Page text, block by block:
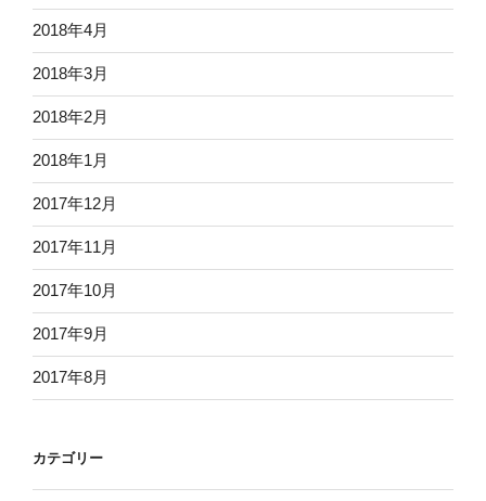
2018年4月
2018年3月
2018年2月
2018年1月
2017年12月
2017年11月
2017年10月
2017年9月
2017年8月
カテゴリー